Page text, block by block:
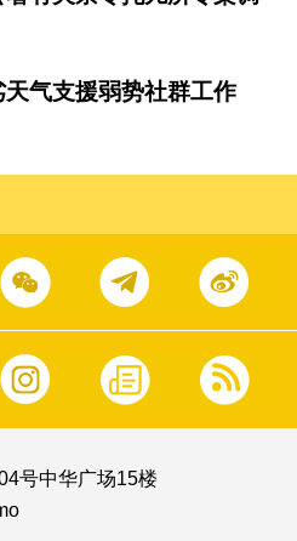
气支援弱势社群工作
号中华广场15楼